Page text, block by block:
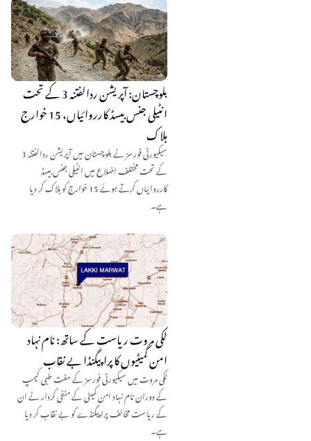
بلوچستان: آپریشن ردالفتنہ 3 کے تحت
انٹیلی جنس بیسڈ کارروائیاں، 15 خوارج
ہلاک
سیکیورٹی فورسز نے بلوچستان میں آپریشن ردالفتنہ 3
کے تحت مختلف اضلاع میں انٹیلی جنس بیسڈ
کارروائیاں کرتے ہوئے 15 خوارج کو ہلاک کر دیا
ہے۔
لکی مروت ریاست کے ساتھ: نام نہاد
امن کمیٹیوں کا پراپیگنڈا بے نقاب
لکی مروت میں سیکیورٹی فورسز کے مفت طبی کیمپ
کے دوران نام نہاد امن کمیٹی کے منفی کردار نے ان
کے ریاست مخالف پراپیگنڈے کو بے نقاب کر دیا
ہے۔